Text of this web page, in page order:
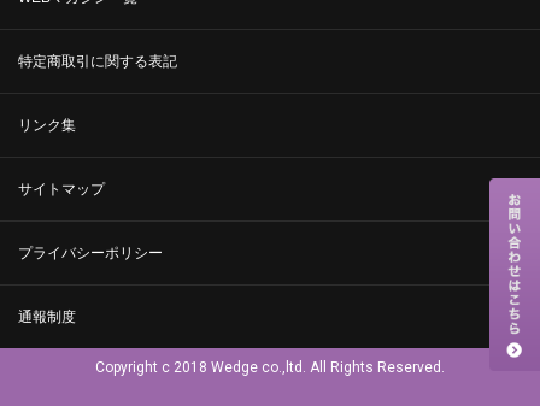
特定商取引に関する表記
リンク集
サイトマップ
プライバシーポリシー
通報制度
Copyright c 2018 Wedge co.,ltd. All Rights Reserved.